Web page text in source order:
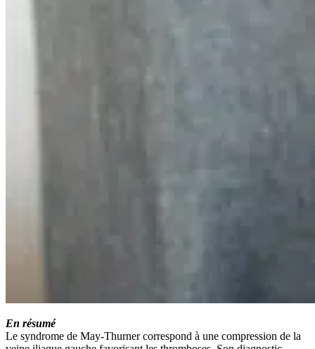
En résumé
Le syndrome de May-Thurner correspond à une compression de la